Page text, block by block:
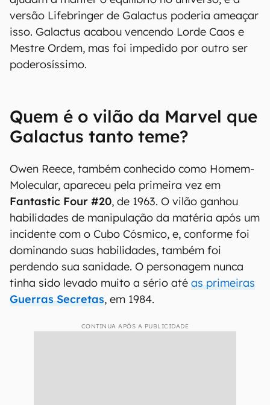
versão Lifebringer de Galactus poderia ameaçar
isso. Galactus acabou vencendo Lorde Caos e
Mestre Ordem, mas foi impedido por outro ser
poderosíssimo.
Quem é o vilão da Marvel que
Galactus tanto teme?
Owen Reece, também conhecido como Homem-
Molecular, apareceu pela primeira vez em
Fantastic Four #20, de 1963. O vilão ganhou
habilidades de manipulação da matéria após um
incidente com o Cubo Cósmico, e, conforme foi
dominando suas habilidades, também foi
perdendo sua sanidade. O personagem nunca
tinha sido levado muito a sério até as primeiras
Guerras Secretas, em 1984.
CONTINUA APÓS A PUBLICIDADE